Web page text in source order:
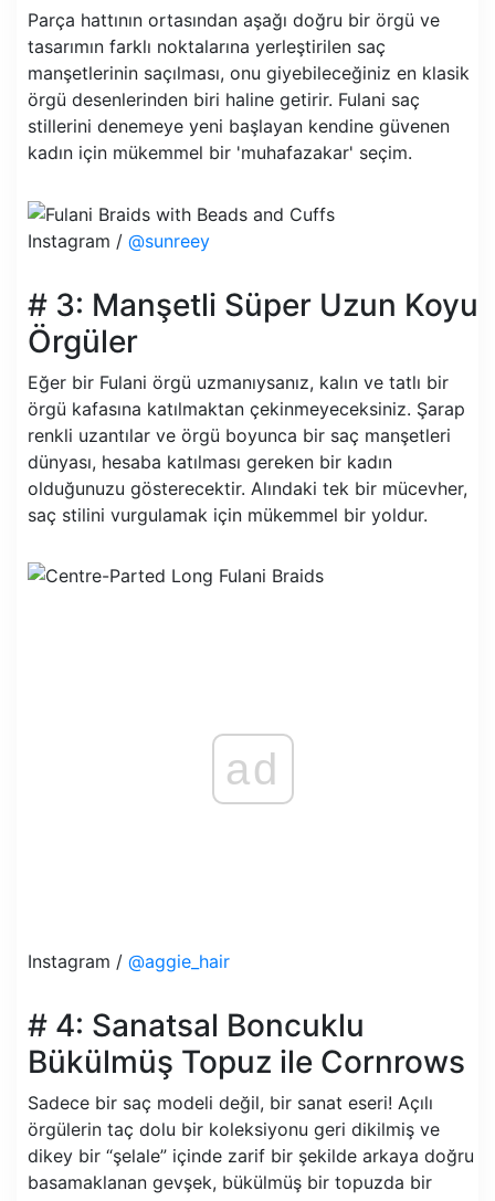
Parça hattının ortasından aşağı doğru bir örgü ve
tasarımın farklı noktalarına yerleştirilen saç
manşetlerinin saçılması, onu giyebileceğiniz en klasik
örgü desenlerinden biri haline getirir. Fulani saç
stillerini denemeye yeni başlayan kendine güvenen
kadın için mükemmel bir 'muhafazakar' seçim.
Instagram / @sunreey
# 3: Manşetli Süper Uzun Koyu
Örgüler
Eğer bir Fulani örgü uzmanıysanız, kalın ve tatlı bir
örgü kafasına katılmaktan çekinmeyeceksiniz. Şarap
renkli uzantılar ve örgü boyunca bir saç manşetleri
dünyası, hesaba katılması gereken bir kadın
olduğunuzu gösterecektir. Alındaki tek bir mücevher,
saç stilini vurgulamak için mükemmel bir yoldur.
ad
Instagram / @aggie_hair
# 4: Sanatsal Boncuklu
Bükülmüş Topuz ile Cornrows
Sadece bir saç modeli değil, bir sanat eseri! Açılı
örgülerin taç dolu bir koleksiyonu geri dikilmiş ve
dikey bir “şelale” içinde zarif bir şekilde arkaya doğru
basamaklanan gevşek, bükülmüş bir topuzda bir